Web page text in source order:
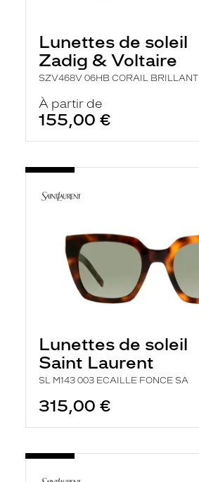
Lunettes de soleil
Zadig & Voltaire
SZV468V 06HB CORAIL BRILLANT
À partir de
155,00 €
Lunettes de soleil
Saint Laurent
SL M143 003 ECAILLE FONCE SA
315,00 €